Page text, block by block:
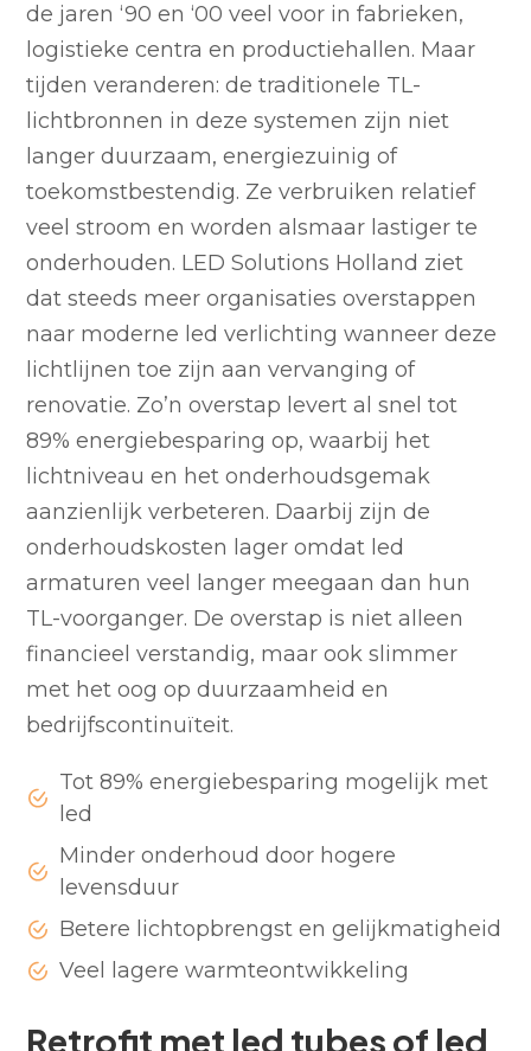
de jaren ‘90 en ‘00 veel voor in fabrieken,
logistieke centra en productiehallen. Maar
tijden veranderen: de traditionele TL-
lichtbronnen in deze systemen zijn niet
langer duurzaam, energiezuinig of
toekomstbestendig. Ze verbruiken relatief
veel stroom en worden alsmaar lastiger te
onderhouden. LED Solutions Holland ziet
dat steeds meer organisaties overstappen
naar moderne led verlichting wanneer deze
lichtlijnen toe zijn aan vervanging of
renovatie. Zo’n overstap levert al snel tot
89% energiebesparing op, waarbij het
lichtniveau en het onderhoudsgemak
aanzienlijk verbeteren. Daarbij zijn de
onderhoudskosten lager omdat led
armaturen veel langer meegaan dan hun
TL-voorganger. De overstap is niet alleen
financieel verstandig, maar ook slimmer
met het oog op duurzaamheid en
bedrijfscontinuïteit.
Tot 89% energiebesparing mogelijk met
led
Minder onderhoud door hogere
levensduur
Betere lichtopbrengst en gelijkmatigheid
Veel lagere warmteontwikkeling
Retrofit met led tubes of led